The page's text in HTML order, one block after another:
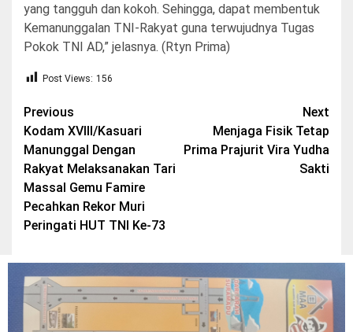
yang tangguh dan kokoh. Sehingga, dapat membentuk
Kemanunggalan TNI-Rakyat guna terwujudnya Tugas
Pokok TNI AD,” jelasnya. (Rtyn Prima)
Post Views: 156
Post
navigation
Previous
Kodam XVIII/Kasuari
Manunggal Dengan
Rakyat Melaksanakan Tari
Massal Gemu Famire
Pecahkan Rekor Muri
Peringati HUT TNI Ke-73
Next
Menjaga Fisik Tetap
Prima Prajurit Vira Yudha
Sakti